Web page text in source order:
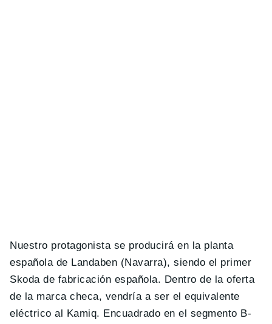
Nuestro protagonista se producirá en la planta
española de Landaben (Navarra), siendo el primer
Skoda de fabricación española. Dentro de la oferta
de la marca checa, vendría a ser el equivalente
eléctrico al Kamiq. Encuadrado en el segmento B-